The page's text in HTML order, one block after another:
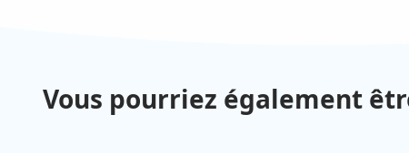
Vous pourriez également